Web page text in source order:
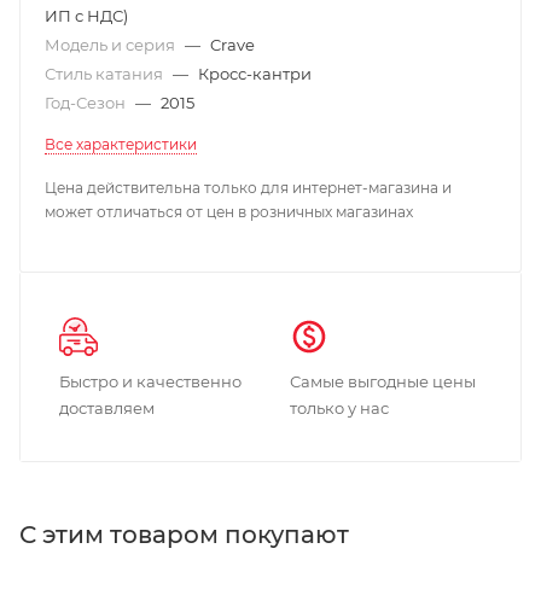
ИП с НДС)
Модель и серия — Crave
Стиль катания — Кросс-кантри
Год-Сезон — 2015
Все характеристики
Цена действительна только для интернет-магазина и
может отличаться от цен в розничных магазинах
Быстро и качественно
доставляем
Самые выгодные цены
только у нас
С этим товаром покупают